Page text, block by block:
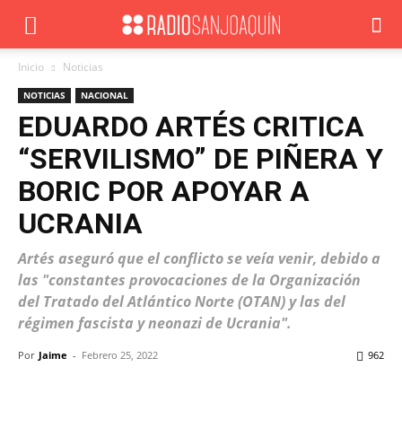
Inicio Noticias
NOTICIAS NACIONAL
EDUARDO ARTÉS CRITICA
“SERVILISMO” DE PIÑERA Y
BORIC POR APOYAR A
UCRANIA
Artés aseguró que el conflicto se veía venir, debido a
las "constantes provocaciones de la Organización
del Tratado del Atlántico Norte (OTAN) y las del
régimen fascista y neonazi de Ucrania".
Por Jaime - Febrero 25, 2022 962